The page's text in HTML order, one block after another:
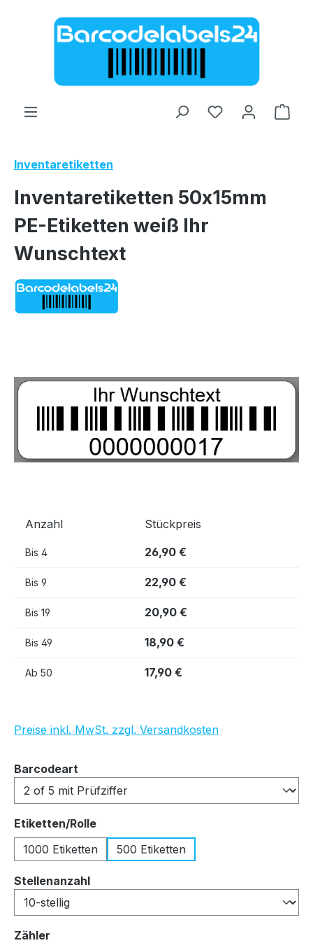
Zum Hauptinhalt springen
Inventaretiketten
Inventaretiketten 50x15mm
PE-Etiketten weiß Ihr
Wunschtext
Anzahl Stückpreis
Bis 4 26,90 €
Bis 9 22,90 €
Bis 19 20,90 €
Bis 49 18,90 €
Ab 50 17,90 €
Preise inkl. MwSt. zzgl. Versandkosten
Barcodeart
Etiketten/Rolleauswählen
1000 Etiketten
500 Etiketten
Stellenanzahlauswählen
Zähler